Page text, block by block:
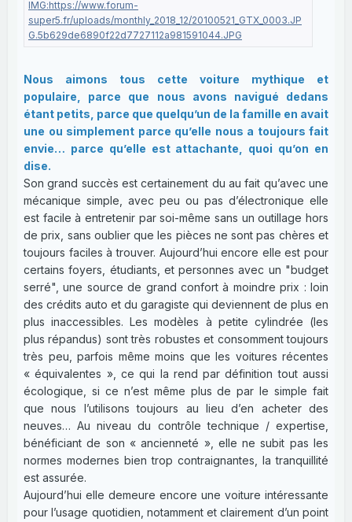
Nous aimons tous cette voiture mythique et
populaire, parce que nous avons navigué dedans
étant petits, parce que quelqu’un de la famille en avait
une ou simplement parce qu’elle nous a toujours fait
envie… parce qu’elle est attachante, quoi qu’on en
dise.
Son grand succès est certainement du au fait qu’avec une
mécanique simple, avec peu ou pas d’électronique elle
est facile à entretenir par soi-même sans un outillage hors
de prix, sans oublier que les pièces ne sont pas chères et
toujours faciles à trouver. Aujourd’hui encore elle est pour
certains foyers, étudiants, et personnes avec un "budget
serré", une source de grand confort à moindre prix : loin
des crédits auto et du garagiste qui deviennent de plus en
plus inaccessibles. Les modèles à petite cylindrée (les
plus répandus) sont très robustes et consomment toujours
très peu, parfois même moins que les voitures récentes
« équivalentes », ce qui la rend par définition tout aussi
écologique, si ce n’est même plus de par le simple fait
que nous l’utilisons toujours au lieu d’en acheter des
neuves… Au niveau du contrôle technique / expertise,
bénéficiant de son « ancienneté », elle ne subit pas les
normes modernes bien trop contraignantes, la tranquillité
est assurée.
Aujourd’hui elle demeure encore une voiture intéressante
pour l’usage quotidien, notamment et clairement d’un point